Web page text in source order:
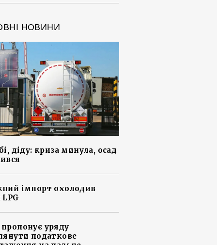
НОВИНИ
діду: криза минула, осад
імпорт охолодив
уряду
податкове